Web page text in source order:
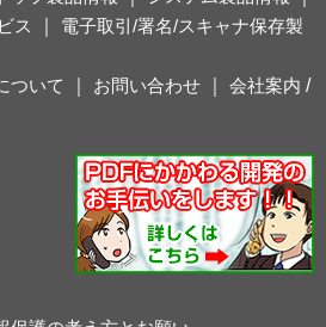
ス
電子取引/署名/スキャナ保存製
ついて お問い合わせ 会社案内 /